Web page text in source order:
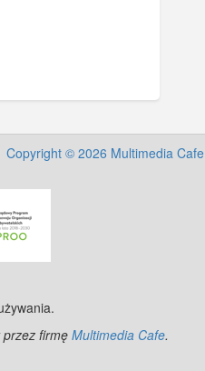
contributors.
Copyright © 2026 Multimedia Cafe
firmęMultimedia Cafe.